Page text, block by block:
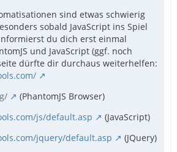
sind etwas schwierig
sobald JavaScript ins Spiel
du dich erst einmal
und JavaScript (ggf. noch
dürfte dir durchaus weiterhelfen:
(PhantomJS Browser)
js/default.asp
(JavaScript)
jquery/default.asp
(JQuery)